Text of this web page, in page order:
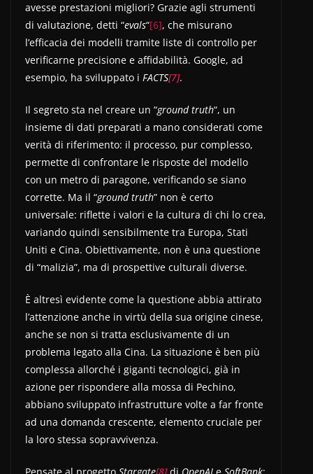
avesse prestazioni migliori? Grazie agli strumenti
di valutazione, detti “evals“[6], che misurano
l’efficacia dei modelli tramite liste di controllo per
verificarne precisione e affidabilità. Google, ad
esempio, ha sviluppato i FACTS[7].
Il segreto sta nel creare un “ground truth“, un
insieme di dati preparati a mano considerati come
verità di riferimento: il processo, pur complesso,
permette di confrontare le risposte del modello
con un metro di paragone, verificando se siano
corrette. Ma il “ground truth” non è certo
universale: riflette i valori e la cultura di chi lo crea,
variando quindi sensibilmente tra Europa, Stati
Uniti e Cina. Obiettivamente, non è una questione
di “malizia”, ma di prospettive culturali diverse.
È altresì evidente come la questione abbia attirato
l’attenzione anche in virtù della sua origine cinese,
anche se non si tratta esclusivamente di un
problema legato alla Cina. La situazione è ben più
complessa allorché i giganti tecnologici, già in
azione per rispondere alla mossa di Pechino,
abbiano sviluppato infrastrutture volte a far fronte
ad una domanda crescente, elemento cruciale per
la loro stessa sopravvivenza.